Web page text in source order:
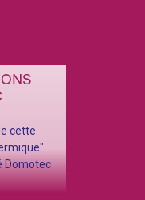
cette
Domotec